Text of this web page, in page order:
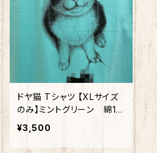
ドヤ猫 Tシャツ 【XLサイズ
のみ】ミントグリーン 綿10
0%
¥3,500